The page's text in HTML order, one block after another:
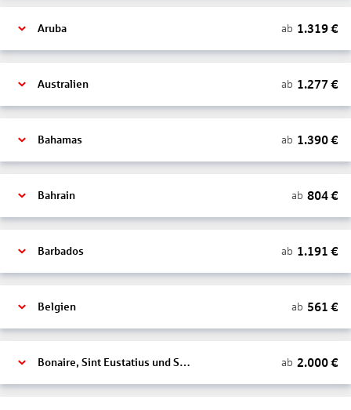
Aruba ab 1.319€
Australien ab 1.277 €
Bahamas ab 1.390€
Bahrain ab 804€
Barbados ab 1.191 €
Belgien ab 561 €
Bonaire, Sint Eustatius und Saba ab 2.000€